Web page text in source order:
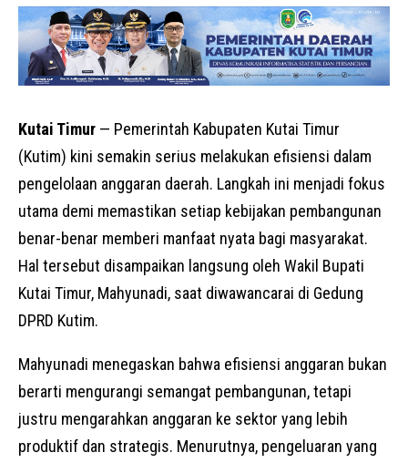
Kutai Timur — Pemerintah Kabupaten Kutai Timur
(Kutim) kini semakin serius melakukan efisiensi dalam
pengelolaan anggaran daerah. Langkah ini menjadi fokus
utama demi memastikan setiap kebijakan pembangunan
benar-benar memberi manfaat nyata bagi masyarakat.
Hal tersebut disampaikan langsung oleh Wakil Bupati
Kutai Timur, Mahyunadi, saat diwawancarai di Gedung
DPRD Kutim.
Mahyunadi menegaskan bahwa efisiensi anggaran bukan
berarti mengurangi semangat pembangunan, tetapi
justru mengarahkan anggaran ke sektor yang lebih
produktif dan strategis. Menurutnya, pengeluaran yang